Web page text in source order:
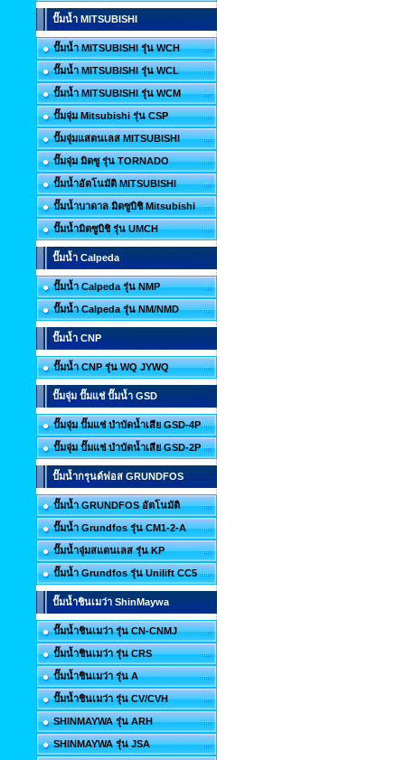
ปั๊มน้ำ MITSUBISHI
ปั๊มน้ำ MITSUBISHI รุ่น WCH
ปั๊มน้ำ MITSUBISHI รุ่น WCL
ปั๊มน้ำ MITSUBISHI รุ่น WCM
ปั๊มจุ่ม Mitsubishi รุ่น CSP
ปั๊มจุ่มแสตนเลส MITSUBISHI
ปั๊มจุ่ม มิตซู รุ่น TORNADO
ปั๊มน้ำอัตโนมัติ MITSUBISHI
ปั๊มน้ำบาดาล มิตซูบิชิ Mitsubishi
ปั๊มน้ำมิตซูบิชิ รุ่น UMCH
ปั๊มน้ำ Calpeda
ปั๊มน้ำ Calpeda รุ่น NMP
ปั๊มน้ำ Calpeda รุ่น NM/NMD
ปั๊มน้ำ CNP
ปั๊มน้ำ CNP รุ่น WQ JYWQ
ปั๊มจุ่ม ปั๊มแช่ ปั๊มน้ำ GSD
ปั๊มจุ่ม ปั๊มแช่ บำบัดน้ำเสีย GSD-4P
ปั๊มจุ่ม ปั๊มแช่ บำบัดน้ำเสีย GSD-2P
ปั๊มน้ำกรุนด์ฟอส GRUNDFOS
ปั๊มน้ำ GRUNDFOS อัตโนมัติ
ปั๊มน้ำ Grundfos รุ่น CM1-2-A
ปั๊มน้ำจุ่มสแตนเลส รุ่น KP
ปั๊มน้ำ Grundfos รุ่น Unilift CC5
ปั๊มน้ำชินเมว่า ShinMaywa
ปั๊มน้ำชินเมว่า รุ่น CN-CNMJ
ปั๊มน้ำชินเมว่า รุ่น CRS
ปั๊มน้ำชินเมว่า รุ่น A
ปั๊มน้ำชินเมว่า รุ่น CV/CVH
SHINMAYWA รุ่น ARH
SHINMAYWA รุ่น JSA